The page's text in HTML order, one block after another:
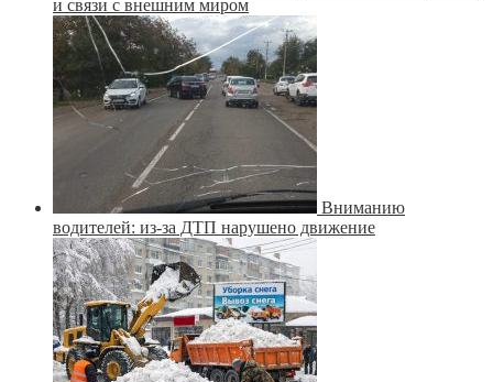
и связи с внешним миром
Вниманию
водителей: из-за ДТП нарушено движение